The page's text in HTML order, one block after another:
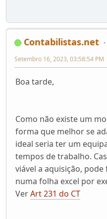
Contabilistas.net
Setembro 16, 2023, 03:58:54 PM
Boa tarde,
Como não existe um
forma que melhor se
ideal seria ter um
tempos de trabalho.
viável a aquisição,
numa folha excel por
VerArt 231 do CT